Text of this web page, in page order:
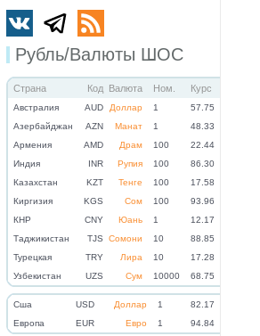
Рубль/Валюты ШОС
Страна Код Валюта Ном. Курс
Австралия AUD Доллар 1
57.75
Азербайджан
AZN Манат 1
48.33
Армения
AMD Драм 100
22.44
Индия
INR Рупия 100
86.30
Казахстан
KZT Тенге 100
17.58
Киргизия
KGS Сом 100
93.96
КНР
CNY Юань 1
12.17
Таджикистан
TJS Сомони 10
88.85
Турецкая
TRY Лира 10
17.28
Узбекистан
UZS Сум 10000 68.75
Cша USD Доллар 1
82.17
Eвропа
EUR Евро 1 94.84